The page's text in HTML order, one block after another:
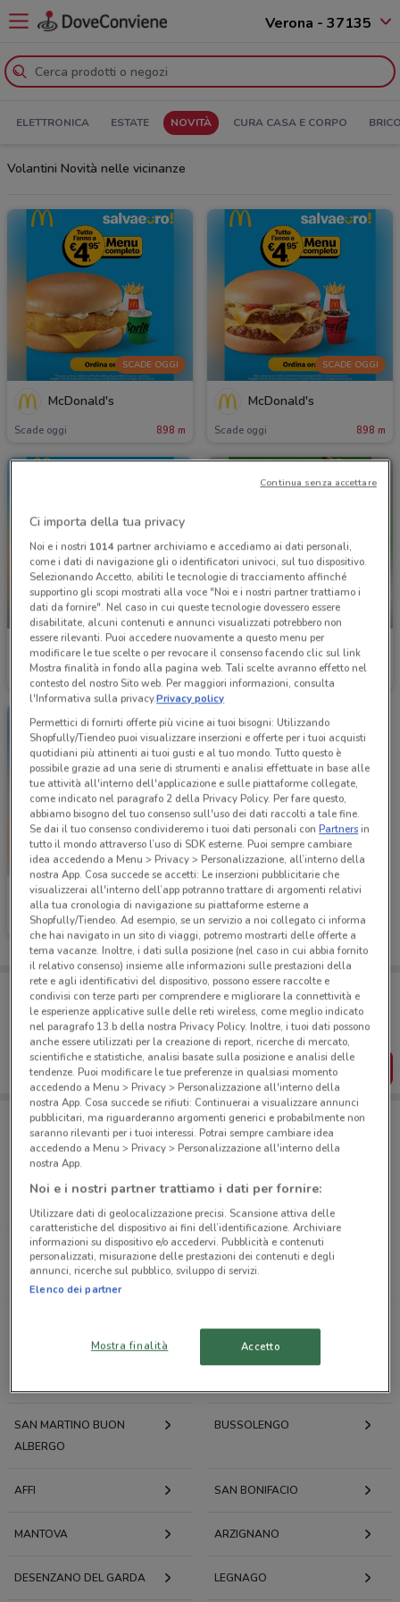
Verona - 37135
ELETTRONICA ESTATE NOVITÀ CURA CASA E CORPO
Volantini Novità nelle vicinanze
SCADE OGGI
McDonald's
Scade oggi 898 m
SCADE OGGI
McDonald's
Scade oggi 898 m
SCADE OGGI
McDonald's
Scade oggi 898 m
-4 GIORNI
Foxy
Scade giovedì
Ferrarelle
Scade il 16/08 4.5 km
Porta DoveConviene sempre con te!
Puoi trovare le migliori offerte dei negozi vicino a te,
salvarle e creare la tua lista del risparmio, comodamente
dal tuo cellulare.
SCARICA L’APP
Negozi di Novità a Verona
Tutti i negozi
Volantini e offerte intorno a Verona
SAN MARTINO BUON
ALBERGO
BUSSOLENGO
AFFI SAN BONIFACIO
MANTOVA ARZIGNANO
DESENZANO DEL GARDA LEGNAGO
Ci importa della tua privacy
Noi e i nostri 1014partner archiviamo e accediamo ai dati personali,
come i dati di navigazione gli o identificatori univoci, sul tuo dispositivo.
Selezionando Accetto, abiliti le tecnologie di tracciamento affinché
supportino gli scopi mostrati alla voce "Noi e i nostri partner trattiamo i
dati da fornire". Nel caso in cui queste tecnologie dovessero essere
disabilitate, alcuni contenuti e annunci visualizzati potrebbero non
essere rilevanti. Puoi accedere nuovamente a questo menu per
modificare le tue scelte o per revocare il consenso facendo clic sul link
Mostra finalità in fondo alla pagina web. Tali scelte avranno effetto nel
contesto del nostro Sito web. Per maggiori informazioni, consulta
l'Informativa sulla privacy.Privacy policy
Permettici di fornirti offerte più vicine ai tuoi bisogni: Utilizzando
Shopfully/Tiendeo puoi visualizzare inserzioni e offerte per i tuoi acquisti
quotidiani più attinenti ai tuoi gusti e al tuo mondo. Tutto questo è
possibile grazie ad una serie di strumenti e analisi effettuate in base alle
tue attività all'interno dell'applicazione e sulle piattaforme collegate,
come indicato nel paragrafo 2 della Privacy Policy. Per fare questo,
abbiamo bisogno del tuo consenso sull'uso dei dati raccolti a tale fine.
Se dai il tuo consenso condivideremo i tuoi dati personali conPartnersin
tutto il mondo attraverso l’uso di SDK esterne. Puoi sempre cambiare
idea accedendo a Menu > Privacy > Personalizzazione, all’interno della
nostra App. Cosa succede se accetti: Le inserzioni pubblicitarie che
visualizzerai all'interno dell’app potranno trattare di argomenti relativi
alla tua cronologia di navigazione su piattaforme esterne a
Shopfully/Tiendeo. Ad esempio, se un servizio a noi collegato ci informa
che hai navigato in un sito di viaggi, potremo mostrarti delle offerte a
tema vacanze. Inoltre, i dati sulla posizione (nel caso in cui abbia fornito
il relativo consenso) insieme alle informazioni sulle prestazioni della
rete e agli identificativi del dispositivo, possono essere raccolte e
condivisi con terze parti per comprendere e migliorare la connettività e
le esperienze applicative sulle delle reti wireless, come meglio indicato
nel paragrafo 13.b della nostra Privacy Policy. Inoltre, i tuoi dati possono
anche essere utilizzati per la creazione di report, ricerche di mercato,
scientifiche e statistiche, analisi basate sulla posizione e analisi delle
tendenze. Puoi modificare le tue preferenze in qualsiasi momento
accedendo a Menu > Privacy > Personalizzazione all'interno della
nostra App. Cosa succede se rifiuti: Continuerai a visualizzare annunci
pubblicitari, ma riguarderanno argomenti generici e probabilmente non
saranno rilevanti per i tuoi interessi. Potrai sempre cambiare idea
accedendo a Menu > Privacy > Personalizzazione all'interno della
nostra App.
Noi e i nostri partner trattiamo i dati per fornire:
Utilizzare dati di geolocalizzazione precisi. Scansione attiva delle
caratteristiche del dispositivo ai fini dell’identificazione. Archiviare
informazioni su dispositivo e/o accedervi. Pubblicità e contenuti
personalizzati, misurazione delle prestazioni dei contenuti e degli
annunci, ricerche sul pubblico, sviluppo di servizi.
Elenco dei partner
Mostra finalità Accetto
Continua senza accettare